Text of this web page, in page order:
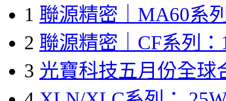
1 聯源精密｜MA60系
2 聯源精密｜CF系列：
3 光寶科技五月份全球